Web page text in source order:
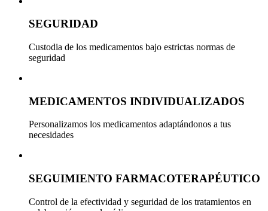
SEGURIDAD
Custodia de los medicamentos bajo estrictas normas de
seguridad
MEDICAMENTOS INDIVIDUALIZADOS
Personalizamos los medicamentos adaptándonos a tus
necesidades
SEGUIMIENTO FARMACOTERAPÉUTICO
Control de la efectividad y seguridad de los tratamientos en